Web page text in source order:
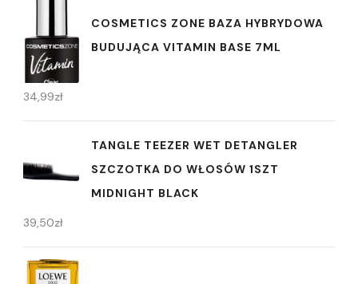
COSMETICS ZONE BAZA HYBRYDOWA
BUDUJĄCA VITAMIN BASE 7ML
34,99zł
TANGLE TEEZER WET DETANGLER
SZCZOTKA DO WŁOSÓW 1SZT
MIDNIGHT BLACK
39,50zł